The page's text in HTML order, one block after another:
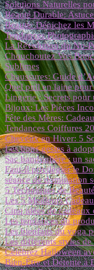
Solutions Naturelles
Beauté Durable:
Beauté: Dénichez les
Tendances
La Révolution du No-
Chouchoutez Vos
Sublimes
Chaussures: Guide
Quel pull en laine
Lingerie : Secrets pour
Bijoux: Les Pièces
Fête des Mères:
Tendances Coiffures
Cheveux en Hiver: 5
Les bons gestes à
Sac bandoulière : un
Faut-il privilégier le
séance de domination
5 Techniques de
Les 5 Meilleurs
Cinq idées de
Les tendances du
Les bienfaits du yoga
Les différents styles
Célébrez Halloween
Bien-Être et Détente à